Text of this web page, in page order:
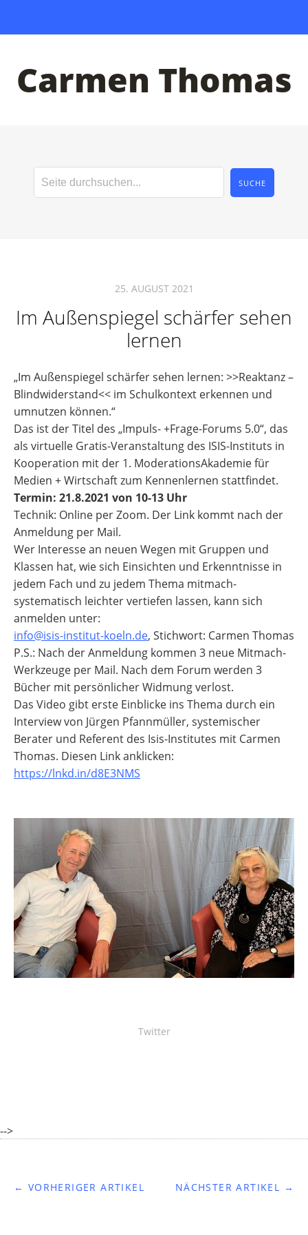
Carmen Thomas
25. AUGUST 2021
Im Außenspiegel schärfer sehen
lernen
„Im Außenspiegel schärfer sehen lernen: >>Reaktanz –
Blindwiderstand<< im Schulkontext erkennen und
umnutzen können.“
Das ist der Titel des „Impuls- +Frage-Forums 5.0“, das
als virtuelle Gratis-Veranstaltung des ISIS-Instituts in
Kooperation mit der 1. ModerationsAkademie für
Medien + Wirtschaft zum Kennenlernen stattfindet.
Termin: 21.8.2021 von 10-13 Uhr
Technik: Online per Zoom. Der Link kommt nach der
Anmeldung per Mail.
Wer Interesse an neuen Wegen mit Gruppen und
Klassen hat, wie sich Einsichten und Erkenntnisse in
jedem Fach und zu jedem Thema mitmach-
systematisch leichter vertiefen lassen, kann sich
anmelden unter:
info@isis-institut-koeln.de, Stichwort: Carmen Thomas
P.S.: Nach der Anmeldung kommen 3 neue Mitmach-
Werkzeuge per Mail. Nach dem Forum werden 3
Bücher mit persönlicher Widmung verlost.
Das Video gibt erste Einblicke ins Thema durch ein
Interview von Jürgen Pfannmüller, systemischer
Berater und Referent des Isis-Institutes mit Carmen
Thomas. Diesen Link anklicken:
https://lnkd.in/d8E3NMS
Twitter
-->
NÄCHSTER ARTIKEL →
← VORHERIGER ARTIKEL